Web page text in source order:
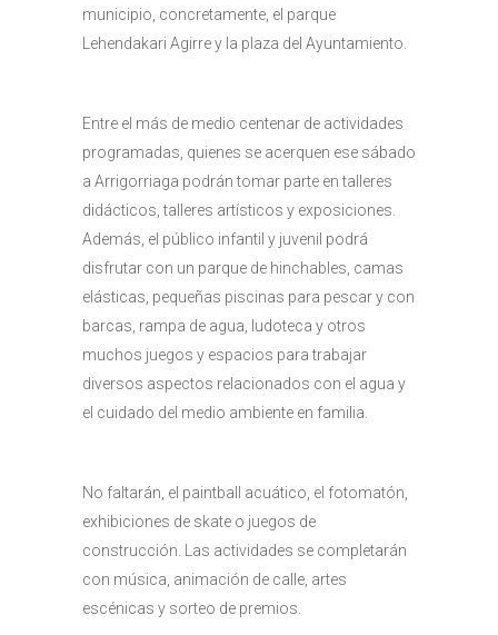
municipio, concretamente, el parque
Lehendakari Agirre y la plaza del Ayuntamiento.
Entre el más de medio centenar de actividades
programadas, quienes se acerquen ese sábado
a Arrigorriaga podrán tomar parte en talleres
didácticos, talleres artísticos y exposiciones.
Además, el público infantil y juvenil podrá
disfrutar con un parque de hinchables, camas
elásticas, pequeñas piscinas para pescar y con
barcas, rampa de agua, ludoteca y otros
muchos juegos y espacios para trabajar
diversos aspectos relacionados con el agua y
el cuidado del medio ambiente en familia.
No faltarán, el paintball acuático, el fotomatón,
exhibiciones de skate o juegos de
construcción. Las actividades se completarán
con música, animación de calle, artes
escénicas y sorteo de premios.